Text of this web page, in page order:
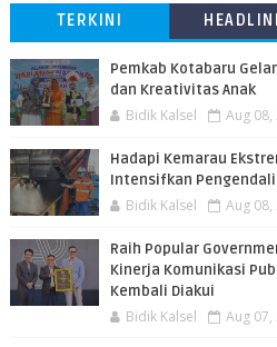
TERKINI
Pemkab Kotabaru
dan Kreativitas Anak
Bidik Kalsel Aug 08,
​Hadapi Kemarau
Intensifkan
Bidik Kalsel Aug 08,
Raih Popular
Kinerja Komunikasi
Kembali Diakui
Bidik Kalsel Aug 07,